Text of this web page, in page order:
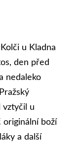
u Kladna
den před
nedaleko
vztyčil u
originální boží
a další